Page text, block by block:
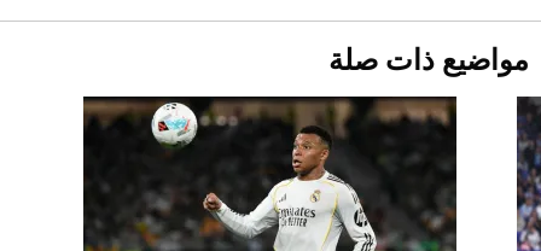
قبل ليلة النزال.. اكتمال وزن أبطال "The
Comeback" في جدة (فيديو)
2026-07-25
"بوجاتي ميسترال" الاستثنائية للبيع في مزاد
مواضيع ذات صلة